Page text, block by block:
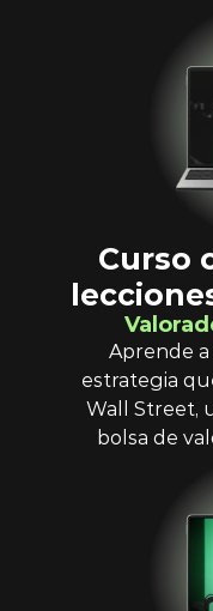
Curso
Aprende a
estrategia
Wall Street,
bolsa de